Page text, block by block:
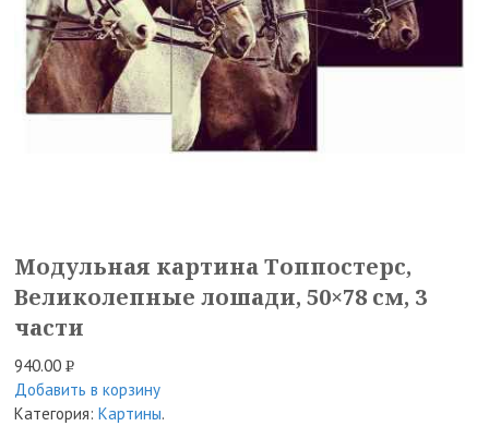
Модульная картина Топпостерс,
Великолепные лошади, 50×78 см, 3
части
940.00Р
УБ.
Добавить в корзину
Категория:Картины.